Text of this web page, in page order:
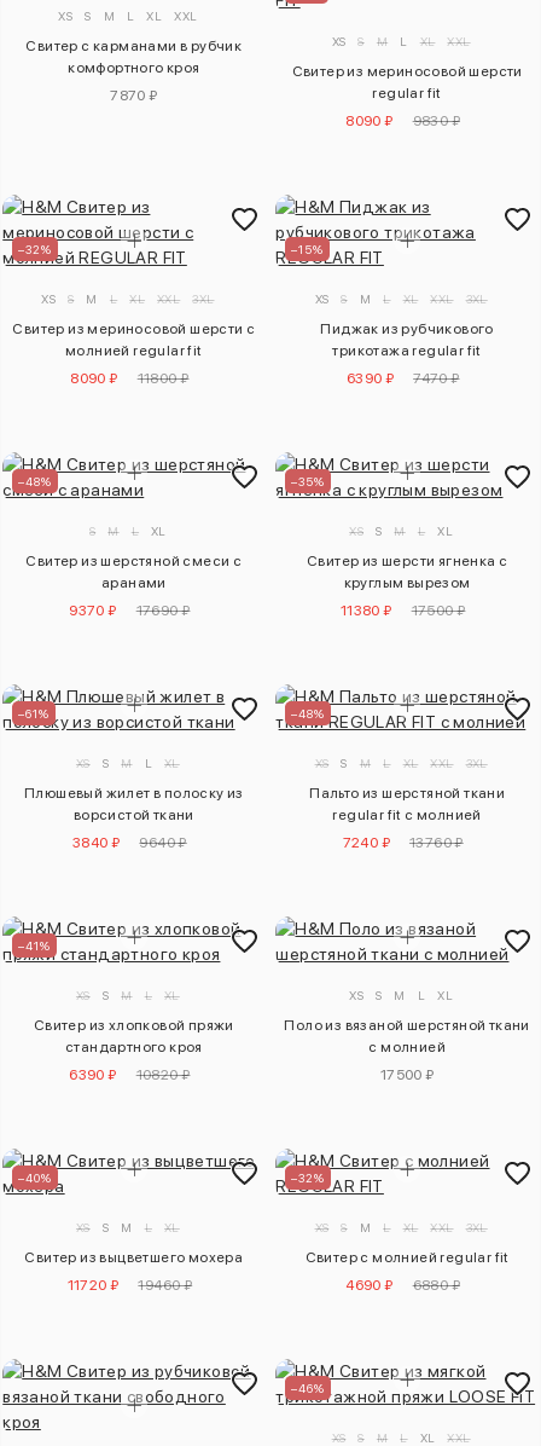
XS S M L XL XXL
Свитер с карманами в рубчик
комфортного кроя
7870 ₽
XS S M L XL XXL
Свитер из мериносовой шерсти
regular fit
8090 ₽
9830 ₽
–32%
XS S M L XL XXL 3XL
Свитер из мериносовой шерсти с
молнией regular fit
8090 ₽
11800 ₽
–15%
XS S M L XL XXL 3XL
Пиджак из рубчикового
трикотажа regular fit
6390 ₽
7470 ₽
–48%
S M L XL
Свитер из шерстяной смеси с
аранами
9370 ₽
17690 ₽
–35%
XS S M L XL
Свитер из шерсти ягненка с
круглым вырезом
11380 ₽
17500 ₽
–61%
XS S M L XL
Плюшевый жилет в полоску из
ворсистой ткани
3840 ₽
9640 ₽
–48%
XS S M L XL XXL 3XL
Пальто из шерстяной ткани
regular fit с молнией
7240 ₽
13760 ₽
–41%
XS S M L XL
Свитер из хлопковой пряжи
стандартного кроя
6390 ₽
10820 ₽
XS S M L XL
Поло из вязаной шерстяной ткани
с молнией
17500 ₽
–40%
XS S M L XL
Свитер из выцветшего мохера
11720 ₽
19460 ₽
–32%
XS S M L XL XXL 3XL
Свитер с молнией regular fit
4690 ₽
6880 ₽
–46%
XS S M L XL XXL